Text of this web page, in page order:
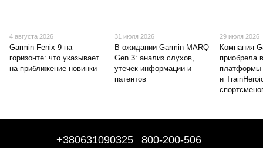
4 августа 2026
Garmin Fenix 9 на
горизонте: что указывает
на приближение новинки
31 июля 2026
В ожидании Garmin MARQ
Gen 3: анализ слухов,
утечек информации и
патентов
29 июля 2026
Компания
приобрела
платформы
и
+380631090325 800-200-506